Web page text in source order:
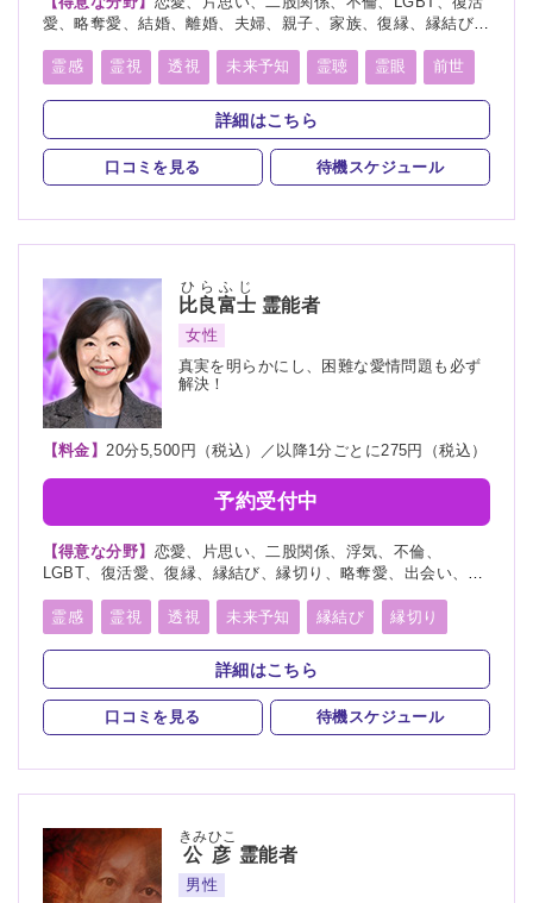
愛、略奪愛、結婚、離婚、夫婦、親子、家族、復縁、縁結び、
職、進路、未来、介護、健康、金運、仕事、引越し、開運、故
人、教育、過去、浮気、総合運、運勢、心霊相談、心霊写真
霊感 霊視 透視 未来予知 霊聴 霊眼 前世
言霊 守護霊 死者霊の降霊 縁結び 祈願
波動修正 チャネリング オーラリーディング
チャクラ スピリチュアルカウンセリング オーラ
詳細はこちら
口コミを見る 待機スケジュール
比良富士
ひらふじ
霊能者
女性
真実を明らかにし、困難な愛情問題も必ず
解決！
【料金】20分5,500円（税込）／以降1分ごとに275円（税込）
予約受付中
【得意な分野】 恋愛、片思い、二股関係、浮気、不倫、
LGBT、復活愛、復縁、縁結び、縁切り、略奪愛、出会い、相
間関係、人生相談、健康、ペット、物探し
霊感 霊視 透視 未来予知 縁結び 縁切り
言霊 死者霊の降霊
詳細はこちら
口コミを見る 待機スケジュール
公彦
きみひこ
霊能者
男性